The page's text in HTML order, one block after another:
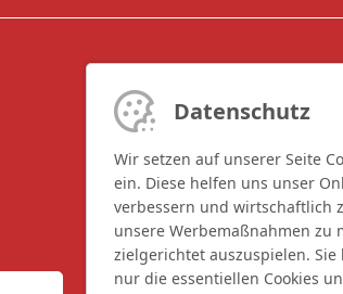
Kontakt
Kontakt
Datenschutz
Wir setzen auf unserer Seite
ein. Diese helfen uns unser
verbessern und wirtschaftlich
unsere Werbemaßnahmen zu
zielgerichtet auszuspielen.
nur die essentiellen Cookies